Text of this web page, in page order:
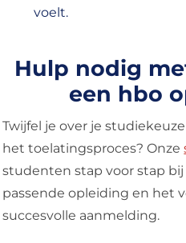
voelt.
Hulp nodig
een hbo
Twijfel je over je
het toelatingsproces? Onze
studenten stap voor stap
passende opleiding en het
succesvolle aanmelding.